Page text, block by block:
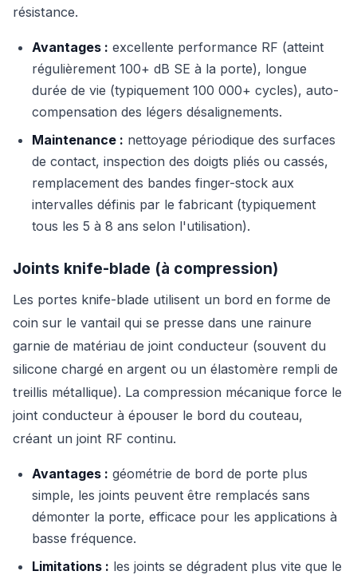
résistance.
Avantages : excellente performance RF (atteint
régulièrement 100+ dB SE à la porte), longue
durée de vie (typiquement 100 000+ cycles), auto-
compensation des légers désalignements.
Maintenance : nettoyage périodique des surfaces
de contact, inspection des doigts pliés ou cassés,
remplacement des bandes finger-stock aux
intervalles définis par le fabricant (typiquement
tous les 5 à 8 ans selon l'utilisation).
Joints knife-blade (à compression)
Les portes knife-blade utilisent un bord en forme de
coin sur le vantail qui se presse dans une rainure
garnie de matériau de joint conducteur (souvent du
silicone chargé en argent ou un élastomère rempli de
treillis métallique). La compression mécanique force le
joint conducteur à épouser le bord du couteau,
créant un joint RF continu.
Avantages : géométrie de bord de porte plus
simple, les joints peuvent être remplacés sans
démonter la porte, efficace pour les applications à
basse fréquence.
Limitations : les joints se dégradent plus vite que le